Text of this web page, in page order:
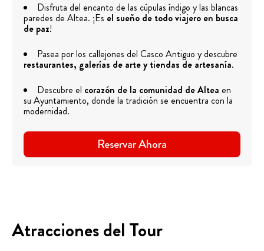
Disfruta del encanto de las cúpulas índigo y las blancas
paredes de Altea. ¡Es el sueño de todo viajero en busca
de paz!
Pasea por los callejones del Casco Antiguo y descubre
restaurantes, galerías de arte y tiendas de artesanía.
Descubre el corazón de la comunidad de Altea en
su Ayuntamiento, donde la tradición se encuentra con la
modernidad.
Reservar Ahora
Atracciones del Tour